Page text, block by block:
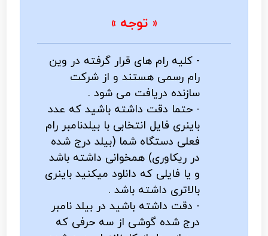
« توجه »
- کلیه رام های قرار گرفته در وین
رام رسمی هستند و از شرکت
سازنده دریافت می شود .
- حتما دقت داشته باشید که عدد
باینری فایل انتخابی با بیلدنامبر رام
فعلی دستگاه شما (بیلد درج شده
در ریکاوری) همخوانی داشته باشد
و یا فایلی که دانلود میکنید باینری
بالاتری داشته باشد .
- دقت داشته باشید در بیلد نامبر
درج شده گوشی از سه حرفی که